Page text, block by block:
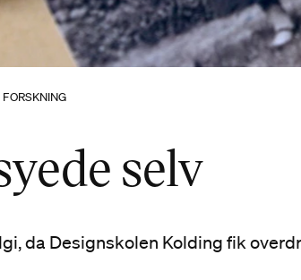
selv
da Designskolen Kolding fik